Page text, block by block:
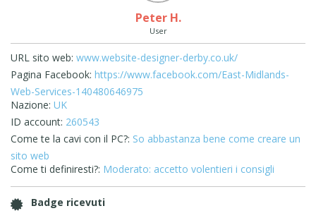
Peter H.
User
URL sito web: www.website-designer-derby.co.uk/
Pagina Facebook: https://www.facebook.com/East-Midlands-
Web-Services-140480646975
Nazione: UK
ID account: 260543
Come te la cavi con il PC?: So abbastanza bene come creare un
sito web
Come ti definiresti?: Moderato: accetto volentieri i consigli
Badge ricevuti